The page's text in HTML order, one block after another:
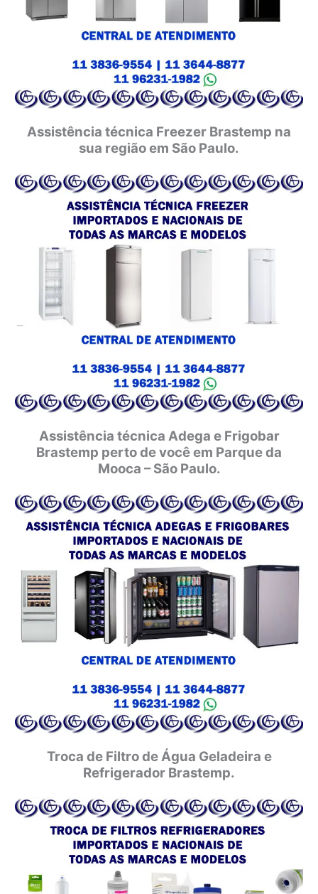
Assistência técnica Freezer Brastemp na
sua região em São Paulo.
Assistência técnica Adega e Frigobar
Brastemp perto de você em Parque da
Mooca – São Paulo.
Troca de Filtro de Água Geladeira e
Refrigerador Brastemp.